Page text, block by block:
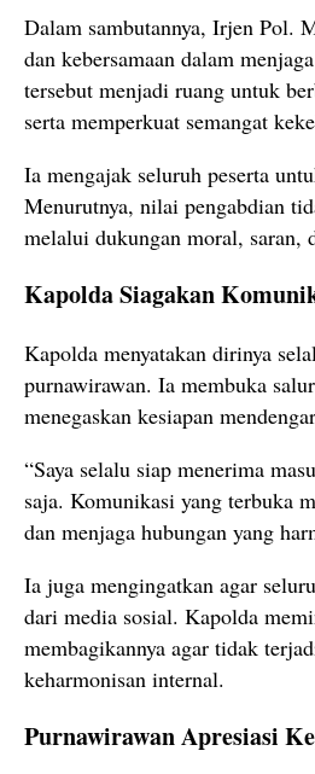
Dalam sambutannya, Irjen Pol.
dan kebersamaan dalam
tersebut menjadi ruang untuk
serta memperkuat semangat
Ia mengajak seluruh peserta
Menurutnya, nilai pengabdian
melalui dukungan moral, saran,
Kapolda Siagakan
Kapolda menyatakan dirinya
purnawirawan. Ia membuka
menegaskan kesiapan
“Saya selalu siap menerima
saja. Komunikasi yang terbuka
dan menjaga hubungan yang
Ia juga mengingatkan agar
dari media sosial. Kapolda
membagikannya agar tidak
keharmonisan internal.
Purnawirawan Apresiasi